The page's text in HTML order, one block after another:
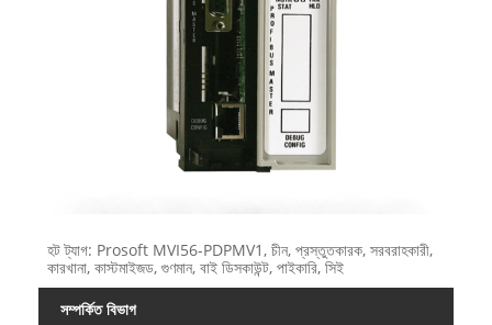
হট ট্যাগ: Prosoft MVI56-PDPMV1, চীন, প্রস্তুতকারক, সরবরাহকারী,
কারখানা, কাস্টমাইজড, গুণমান, বাই ডিসকাউন্ট, পাইকারি, সিই
সম্পর্কিত বিভাগ